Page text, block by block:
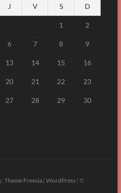
J V S D
1 2
6 7 8 9
13 14 15 16
20 21 22 23
27 28 29 30
Theme Freesia| WordPress| ©